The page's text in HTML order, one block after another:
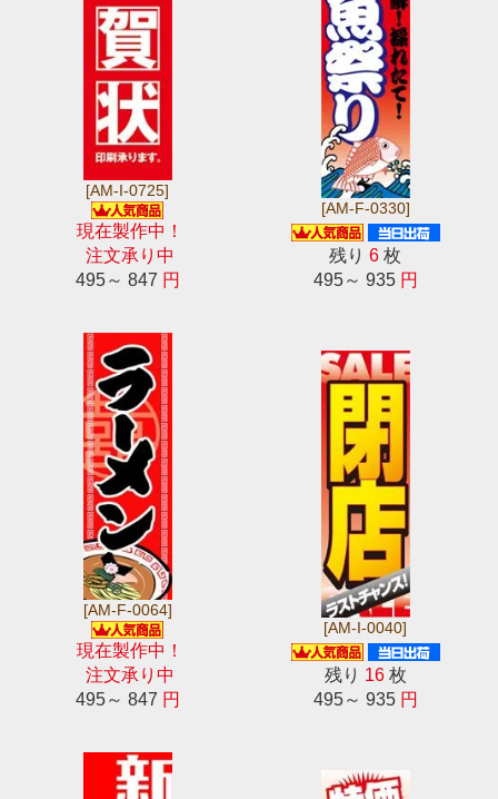
[AM-I-0725]
現在製作中！
注文承り中
495～ 847 円
[AM-F-0330]
残り6 枚
495～ 935 円
[AM-F-0064]
現在製作中！
注文承り中
495～ 847 円
[AM-I-0040]
残り 16枚
495～ 935 円